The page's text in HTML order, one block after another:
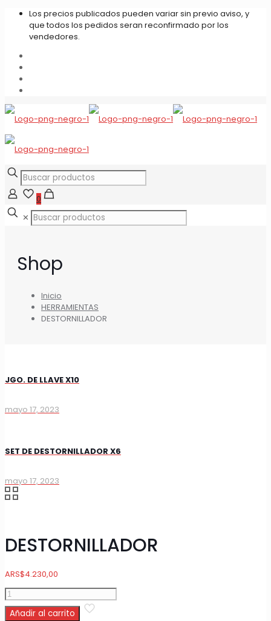
Los precios publicados pueden variar sin previo aviso, y
que todos los pedidos seran reconfirmado por los
vendedores.
0
✕
Shop
Inicio
HERRAMIENTAS
DESTORNILLADOR
JGO. DE LLAVE X10
mayo 17, 2023
SET DE DESTORNILLADOR X6
mayo 17, 2023
DESTORNILLADOR
ARS$4.230,00
DESTORNILLADOR
cantidad
Añadir al carrito